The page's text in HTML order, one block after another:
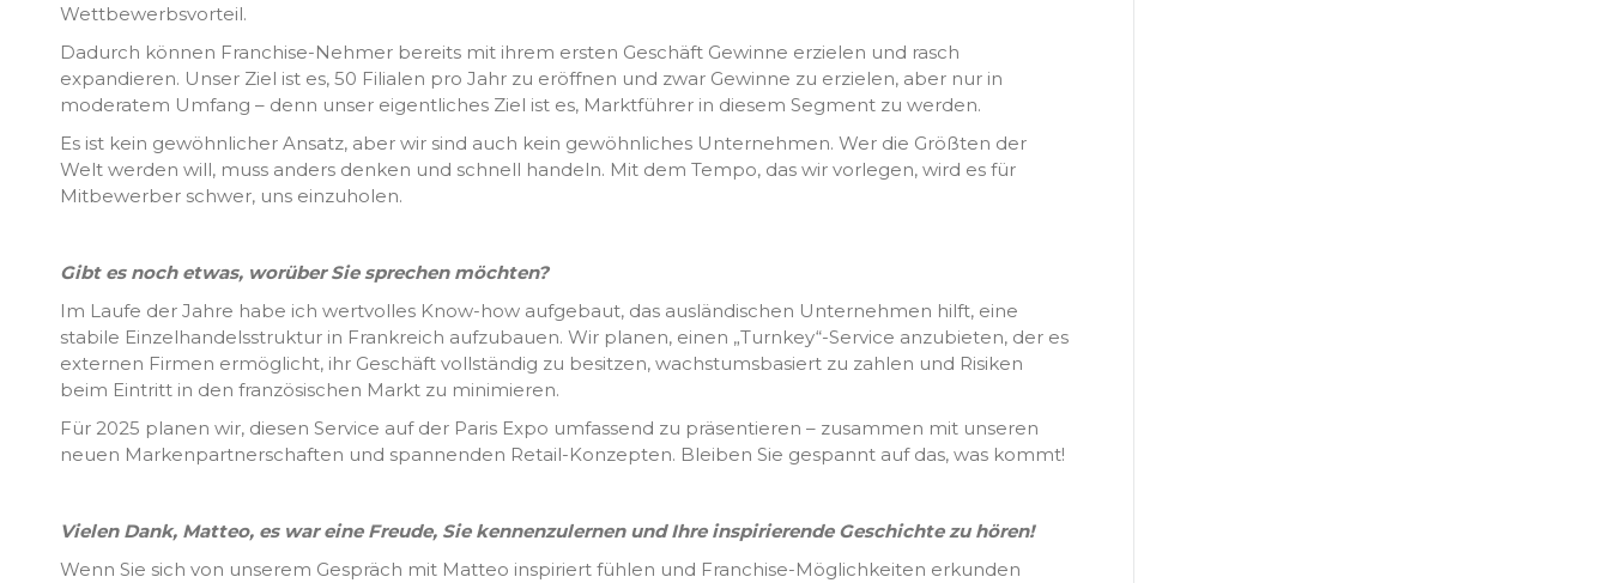
Wettbewerbsvorteil.
Dadurch können Franchise-Nehmer bereits mit ihrem ersten Geschäft Gewinne erzielen und rasch
expandieren. Unser Ziel ist es, 50 Filialen pro Jahr zu eröffnen und zwar Gewinne zu erzielen, aber nur in
moderatem Umfang – denn unser eigentliches Ziel ist es, Marktführer in diesem Segment zu werden.
Es ist kein gewöhnlicher Ansatz, aber wir sind auch kein gewöhnliches Unternehmen. Wer die Größten der
Welt werden will, muss anders denken und schnell handeln. Mit dem Tempo, das wir vorlegen, wird es für
Mitbewerber schwer, uns einzuholen.
Gibt es noch etwas, worüber Sie sprechen möchten?
Im Laufe der Jahre habe ich wertvolles Know-how aufgebaut, das ausländischen Unternehmen hilft, eine
stabile Einzelhandelsstruktur in Frankreich aufzubauen. Wir planen, einen „Turnkey“-Service anzubieten, der es
externen Firmen ermöglicht, ihr Geschäft vollständig zu besitzen, wachstumsbasiert zu zahlen und Risiken
beim Eintritt in den französischen Markt zu minimieren.
Für 2025 planen wir, diesen Service auf der Paris Expo umfassend zu präsentieren – zusammen mit unseren
neuen Markenpartnerschaften und spannenden Retail-Konzepten. Bleiben Sie gespannt auf das, was kommt!
Vielen Dank, Matteo, es war eine Freude, Sie kennenzulernen und Ihre inspirierende Geschichte zu hören!
Wenn Sie sich von unserem Gespräch mit Matteo inspiriert fühlen und Franchise-Möglichkeiten erkunden